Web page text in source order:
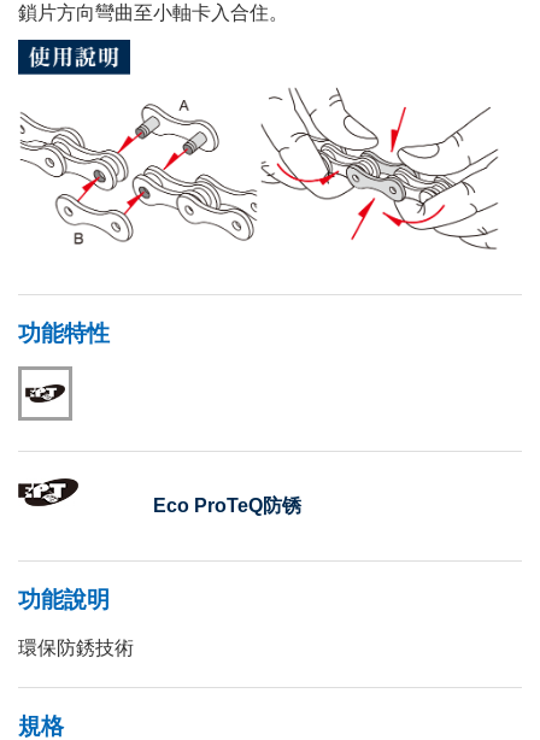
鎖片方向彎曲至小軸卡入合住。
功能特性
Eco ProTeQ防锈
功能說明
環保防銹技術
規格